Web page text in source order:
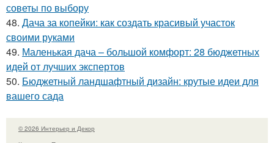
советы по выбору
48. Дача за копейки: как создать красивый участок
своими руками
49. Маленькая дача – большой комфорт: 28 бюджетных
идей от лучших экспертов
50. Бюджетный ландшафтный дизайн: крутые идеи для
вашего сада
© 2026 Интерьер и Декор